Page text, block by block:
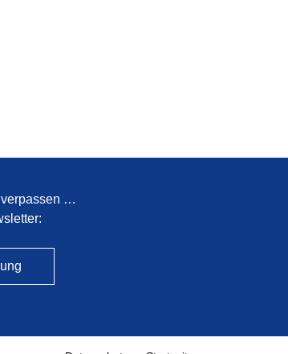
verpassen …